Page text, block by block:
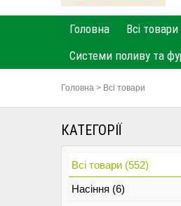
Головна Всі товари
Системи поливу та
Головна > Всі товари
КАТЕГОРІЇ
Всі товари (552)
Насіння (6)